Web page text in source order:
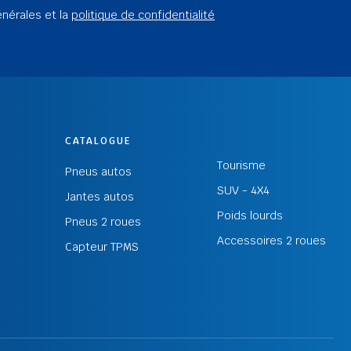
et la politique de confidentialité
CATALOGUE
Pneus autos
Jantes autos
Pneus 2 roues
Capteur TPMS
Tourisme
SUV - 4X4
Poids lourds
Accessoires 2 roues